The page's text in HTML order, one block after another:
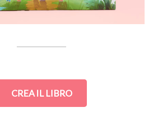
CREA IL LIBRO